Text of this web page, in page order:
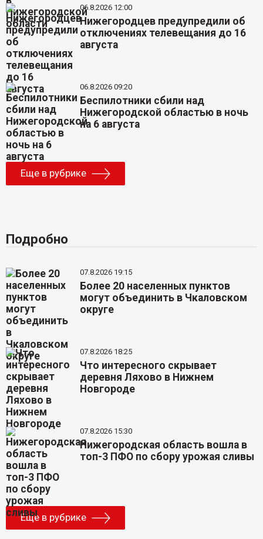
06.8.2026 12:00
Нижегородцев предупредили об
отключениях телевещания до 16
августа
06.8.2026 09:20
Беспилотники сбили над
Нижегородской областью в ночь
на 6 августа
Еще в рубрике
Подробно
07.8.2026 19:15
Более 20 населенных пунктов
могут объединить в Чкаловском
округе
07.8.2026 18:25
Что интересного скрывает
деревня Ляхово в Нижнем
Новгороде
07.8.2026 15:30
Нижегородская область вошла в
топ-3 ПФО по сбору урожая сливы
Еще в рубрике